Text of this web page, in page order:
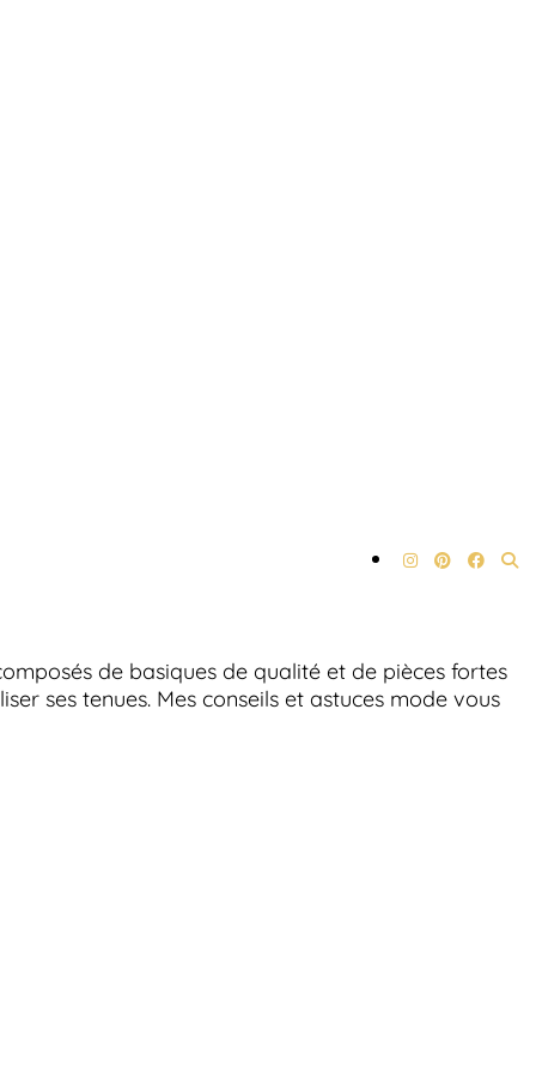
de basiques de qualité et de pièces fortes
ses tenues. Mes conseils et astuces mode vous